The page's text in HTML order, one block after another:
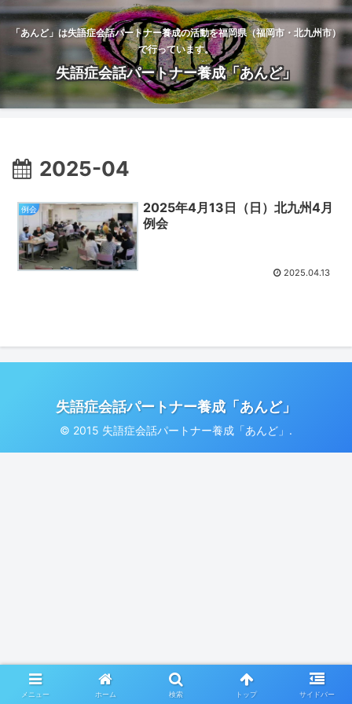
「あんど」は失語症会話パートナー養成の活動を福岡県（福岡市・北九州市）
で行っています。
失語症会話パートナー養成「あんど」
2025-04
例会
2025年4月13日（日）北九州4月
例会
2025.04.13
失語症会話パートナー養成「あんど」
© 2015 失語症会話パートナー養成「あんど」.
メニュー ホーム 検索 トップ サイドバー